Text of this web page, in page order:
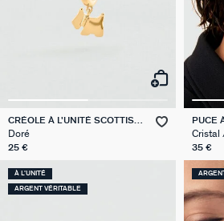
CRÉOLE À L'UNITÉ SCOTTISH
MIX & MATCH
Doré
25 €
PUCE
Cristal
35 €
À L'UNITÉ
ARGENT VÉRITABLE